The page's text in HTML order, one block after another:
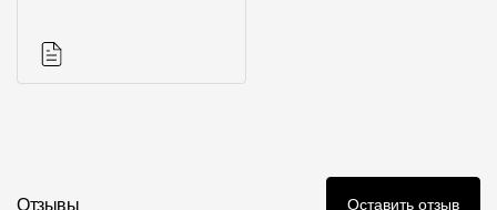
Отзывы Оставить отзыв